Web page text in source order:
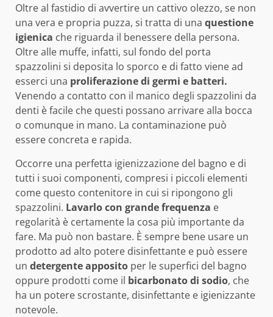
Oltre al fastidio di avvertire un cattivo olezzo, se non
una vera e propria puzza, si tratta di una questione
igienica che riguarda il benessere della persona.
Oltre alle muffe, infatti, sul fondo del porta
spazzolini si deposita lo sporco e di fatto viene ad
esserci una proliferazione di germi e batteri.
Venendo a contatto con il manico degli spazzolini da
denti è facile che questi possano arrivare alla bocca
o comunque in mano. La contaminazione può
essere concreta e rapida.
Occorre una perfetta igienizzazione del bagno e di
tutti i suoi componenti, compresi i piccoli elementi
come questo contenitore in cui si ripongono gli
spazzolini. Lavarlo con grande frequenza e
regolarità è certamente la cosa più importante da
fare. Ma può non bastare. È sempre bene usare un
prodotto ad alto potere disinfettante e può essere
un detergente apposito per le superfici del bagno
oppure prodotti come il bicarbonato di sodio, che
ha un potere scrostante, disinfettante e igienizzante
notevole.